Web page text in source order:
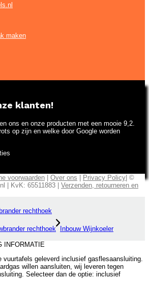
maken
klanten!
ons en onze producten met een mooie 9,2.
op zijn en welke door Google worden
voorwaarden Over ons Privacy Policy | ©
| KvK: 65511883 | Verzenden, retourneren en
rechthoek
Inbouw Wijnkoeler
INFORMATIE
vuurtafels geleverd inclusief gasflesaansluiting.
willen aansluiten, wij leveren tegen
Selecteer dan de optie: inclusief